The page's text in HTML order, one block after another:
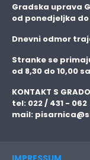
Gradska uprava
od ponedjeljka
Dnevni odmor
Stranke se
od 8,30 do 10,00
KONTAKT S
tel: 022 / 431 - 062
mail: